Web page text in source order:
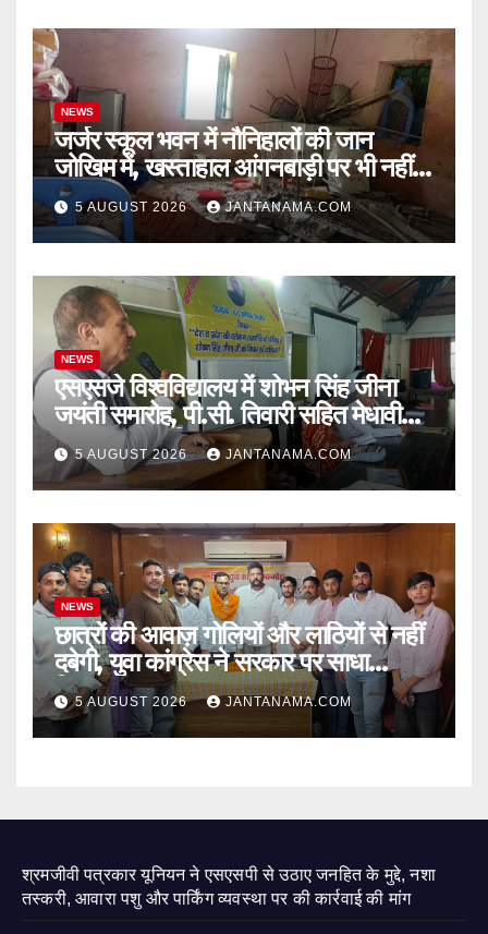
NEWS
जर्जर स्कूल भवन में नौनिहालों की जान
जोखिम में, खस्ताहाल आंगनबाड़ी पर भी नहीं
जागा प्रशासन
5 AUGUST 2026 JANTANAMA.COM
NEWS
एसएसजे विश्वविद्यालय में शोभन सिंह जीना
जयंती समारोह, पी.सी. तिवारी सहित मेधावी
छात्र हुए सम्मानित
5 AUGUST 2026 JANTANAMA.COM
NEWS
छात्रों की आवाज़ गोलियों और लाठियों से नहीं
दबेगी, युवा कांग्रेस ने सरकार पर साधा
निशाना
5 AUGUST 2026 JANTANAMA.COM
श्रमजीवी पत्रकार यूनियन ने एसएसपी से उठाए जनहित के मुद्दे, नशा
तस्करी, आवारा पशु और पार्किंग व्यवस्था पर की कार्रवाई की मांग